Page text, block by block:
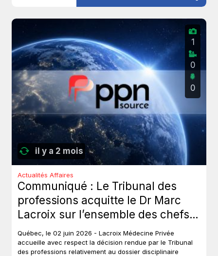
il y a 2 mois
1
0
0
Actualités Affaires
Communiqué : Le Tribunal des
professions acquitte le Dr Marc
Lacroix sur l’ensemble des chefs
et met un terme à près de six ans
de procédures disciplinaires.
Québec, le 02 juin 2026 - Lacroix Médecine Privée
accueille avec respect la décision rendue par le Tribunal
des professions relativement au dossier disciplinaire